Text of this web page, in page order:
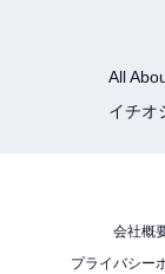
2016年10月か
適用の基準が
者へのセーフ
現在は週30時
All
イチオ
会社概
プライバシー